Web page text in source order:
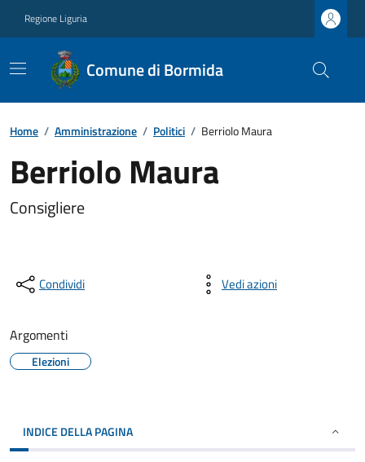
Regione Liguria
Comune di Bormida
Home / Amministrazione / Politici / Berriolo Maura
Berriolo Maura
Consigliere
Condividi Vedi azioni
Argomenti
Elezioni
INDICE DELLA PAGINA